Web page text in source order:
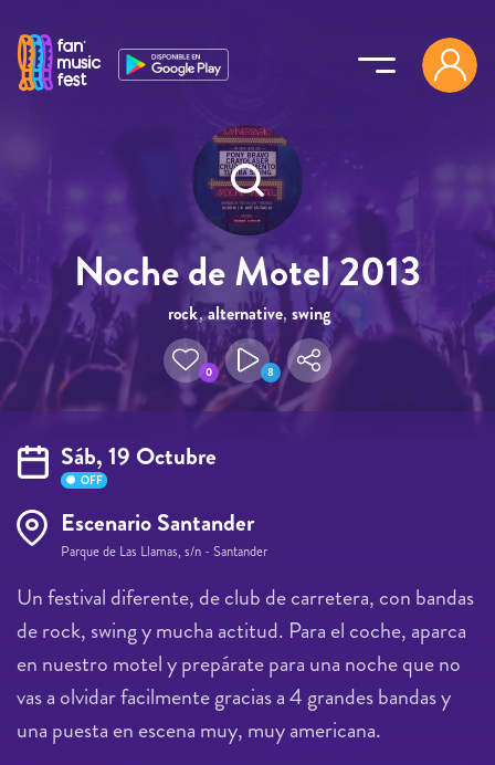
Noche de Motel 2013
rock,alternative, swing
0 8
Sáb, 19 Octubre
OFF
Escenario Santander
Parque de Las Llamas, s/n - Santander
Un festival diferente, de club de carretera, con bandas
de rock, swing y mucha actitud. Para el coche, aparca
en nuestro motel y prepárate para una noche que no
vas a olvidar facilmente gracias a 4 grandes bandas y
una puesta en escena muy, muy americana.